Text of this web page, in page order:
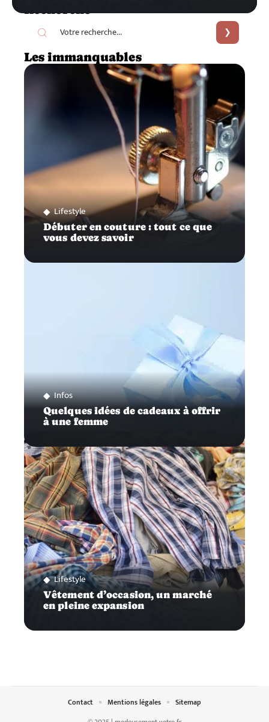
Recherche
Les immanquables
Lifestyle
Débuter en couture : tout ce que
vous devez savoir
Infos
Quelques idées de cadeaux à offrir
à une femme
Lifestyle
Vêtement d’occasion, un marché
en pleine expansion
Contact Mentions légales Sitemap